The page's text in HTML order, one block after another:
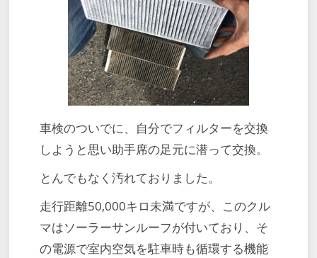
車検のついでに、自分でフィルターを交換
しようと思い助手席の足元に潜って交換。
とんでもなく汚れておりました。
走行距離50,000キロ未満ですが、このクル
マはソーラーサンルーフが付いており、そ
の電源で室内空気を駐車時も循環する機能